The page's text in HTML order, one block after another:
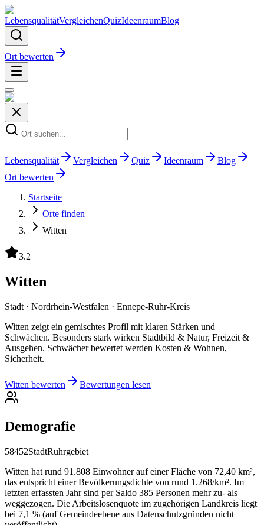
LebensqualitätVergleichenQuizIdeenraumBlog
Ort bewerten
Lebensqualität Vergleichen Quiz Ideenraum
Blog
Ort bewerten
Startseite
Orte finden
Witten
3.2
Witten
Stadt · Nordrhein-Westfalen · Ennepe-Ruhr-Kreis
Witten zeigt ein gemischtes Profil mit klaren Stärken und
Schwächen. Besonders stark wirken Stadtbild & Natur, Freizeit &
Ausgehen. Schwächer bewertet werden Kosten & Wohnen,
Sicherheit.
Witten bewerten Bewertungen lesen
Demografie
58452StadtRuhrgebiet
Witten hat rund 91.808 Einwohner auf einer Fläche von 72,40 km²,
das entspricht einer Bevölkerungsdichte von rund 1.268/km². Im
letzten erfassten Jahr sind per Saldo 385 Personen mehr zu- als
weggezogen. Die Arbeitslosenquote im zugehörigen Landkreis liegt
bei 7,1 % (auf Gemeindeebene aus Datenschutzgründen nicht